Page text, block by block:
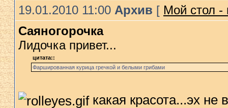
19.01.2010 11:00 Архив [ Мой стол -
Саяногорочка
Лидочка привет...
цитата::
Фаршированная курица гречкой и белыми грибами
какая красота...эх не